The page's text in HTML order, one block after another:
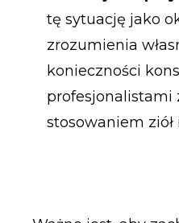
tę sytuację jako
zrozumienia
konieczności
profesjonalistami
stosowaniem